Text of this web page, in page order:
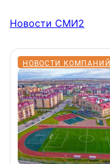
Новости СМИ2
НОВОСТИ КОМПАНИЙ